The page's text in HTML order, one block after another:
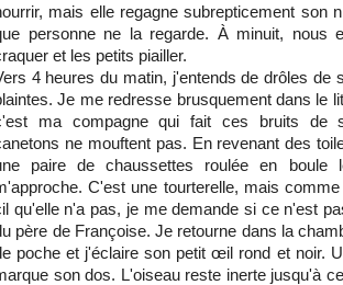
mais elle regagne subrepticement son
personne ne la regarde. À minuit, nous
et les petits piailler.
4 heures du matin, j'entends de drôles de
Je me redresse brusquement dans le
ma compagne qui fait ces bruits de
ne mouftent pas. En revenant des
paire de chaussettes roulée en boule
C'est une tourterelle, mais
qu'elle n'a pas, je me demande si ce n'est
père de Françoise. Je retourne dans la
poche et j'éclaire son petit œil rond et noir.
son dos. L'oiseau reste inerte jusqu'à